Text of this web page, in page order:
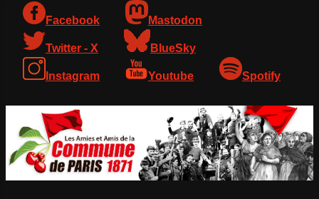
Facebook Mastodon
Twitter - X BlueSky
Instagram Youtube Spotify